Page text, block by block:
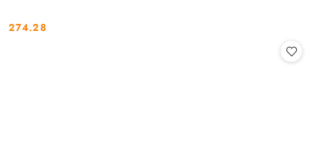
Cena:
274.28